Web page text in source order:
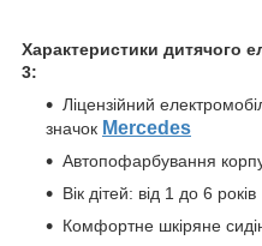
Характеристики дитячого
3:
Ліцензійний
значок Mercedes
Автопофарбування
Вік дітей: від 1 до 6 років
Комфортне шкіряне